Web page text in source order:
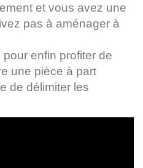
et vous avez une
pas à aménager à
enfin profiter de
une pièce à part
de délimiter les